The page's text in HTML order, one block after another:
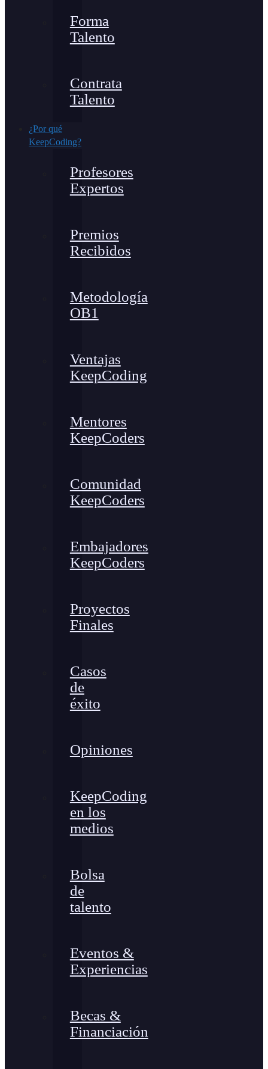
Forma
Talento
Contrata
Talento
¿Por qué
KeepCoding?
Profesores
Expertos
Premios
Recibidos
Metodología
OB1
Ventajas
KeepCoding
Mentores
KeepCoders
Comunidad
KeepCoders
Embajadores
KeepCoders
Proyectos
Finales
Casos
de
éxito
Opiniones
KeepCoding
en los
medios
Bolsa
de
talento
Eventos &
Experiencias
Becas &
Financiación